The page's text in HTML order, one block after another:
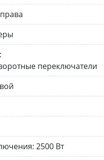
переключатели
2500 Вт